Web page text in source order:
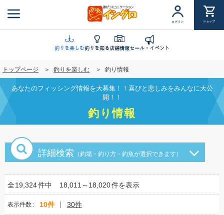
ン
に
移
動
ログイン ショップ
釣りを楽しむ釣りを知る店舗情報セール・イベント
トップページ 釣りを楽しむ 釣り情報
あなたのフィッシング情報を大募集！！喜びと悲しみをみんなに大公
開！！
釣り情報
詳細検索 （釣場・釣り方・釣魚が選択できます）
全19,324件中 18,011～18,020件を表示
表示件数 10件 30件